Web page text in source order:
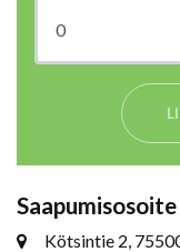
Kötsintie 2,